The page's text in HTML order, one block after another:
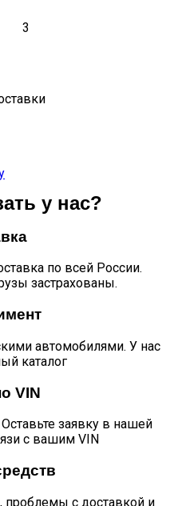
3
у нас?
по всей России.
застрахованы.
автомобилями. У нас
каталог
VIN
заявку в нашей
с вашим VIN
проблемы с доставкой и